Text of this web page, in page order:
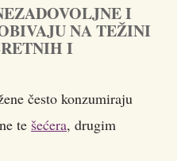
I
NA TEŽINI
I
često konzumiraju
te šećera, drugim